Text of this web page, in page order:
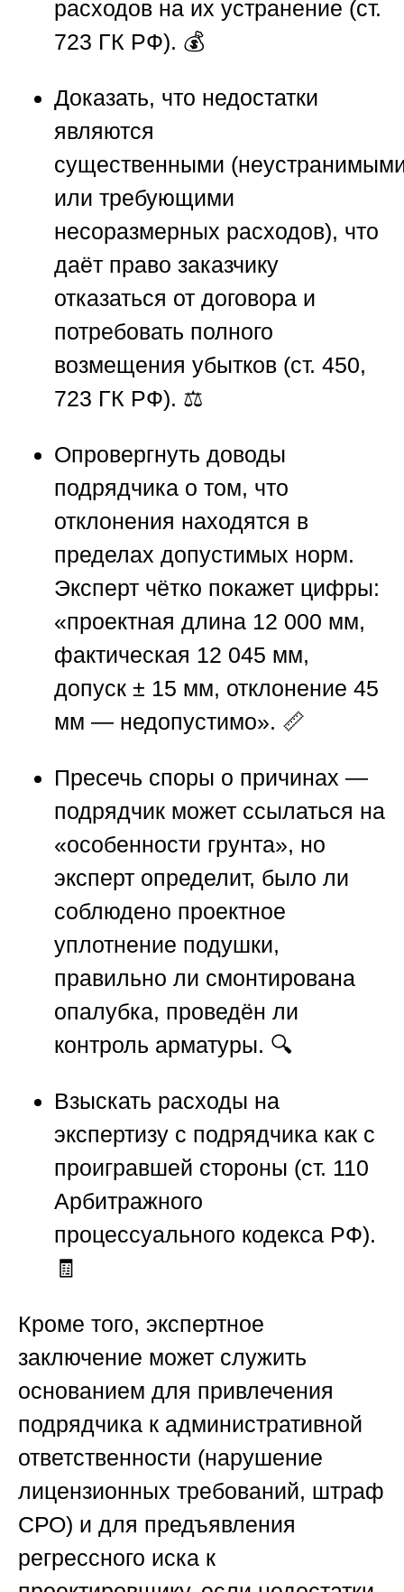
расходов на их устранение (ст.
723 ГК РФ). 💰
Доказать, что недостатки
являются
существенными
или требующими
несоразмерных расходов), что
даёт право заказчику
отказаться от договора и
потребовать полного
возмещения убытков (ст. 450,
723 ГК РФ). ⚖️
Опровергнуть доводы
подрядчика о том, что
отклонения находятся в
пределах допустимых норм.
Эксперт чётко покажет цифры:
«проектная длина 12 000 мм,
фактическая 12 045 мм,
допуск ± 15 мм, отклонение 45
мм — недопустимо». 📏
Пресечь споры о причинах —
подрядчик может ссылаться на
«особенности грунта», но
эксперт определит, было ли
соблюдено проектное
уплотнение подушки,
правильно ли смонтирована
опалубка, проведён ли
контроль арматуры. 🔍
Взыскать расходы на
экспертизу с подрядчика как с
проигравшей стороны (ст. 110
Арбитражного
процессуального кодекса РФ).
🧾
Кроме того, экспертное
заключение может служить
основанием для привлечения
подрядчика к административной
ответственности (нарушение
лицензионных требований, штраф
СРО) и для предъявления
регрессного иска к